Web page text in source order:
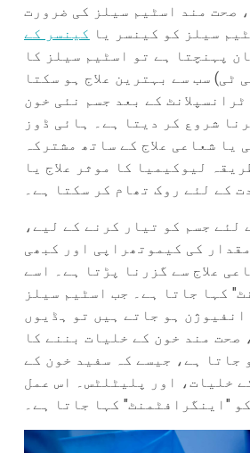
صحت مند اسٹیم سیلز کی ضرورت
سیلز کو کینسر یا کینسر کے
پہنچتا ہے تو اسٹیم سیلز کا
ٹی) سب سے بہترین علاج ہو سکتا
کے بعد جسم نئی خون
شروع کر دیتا ہے۔ ہائی ڈوز
یا شعاعی علاج کے ساتھ مشترکہ
لیوکیمیا کا موثر علاج یا
کے لئے روک تھام کر سکتا ہے۔
لئے جسم کو تیار کرنے کے لیے،
کی کیموتھراپی اور کبھی
علاج سے گزرنا پڑتا ہے۔ اسے
کہا جاتا ہے۔ جب اسٹیم سیلز
ہو جاتے ہیں تو ہڈیوں
صحت مند خون کے خلیات بننے کا
جاتا ہے، جیسے کہ سفید خون کے
خلیات، اور پلیٹلٹس۔ اس عمل
کو "اینگرافٹمنٹ" کہا جاتا ہے۔